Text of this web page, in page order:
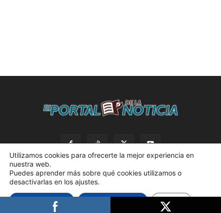
© 2023 El Portal de la Noticia. Todos los derechos reservados. |
Política de privacidad. |
Desarrollado por AdBox
Utilizamos cookies para ofrecerte la mejor experiencia en
nuestra web.
Puedes aprender más sobre qué cookies utilizamos o
desactivarlas en los ajustes.
Aceptar cookies Ajustes